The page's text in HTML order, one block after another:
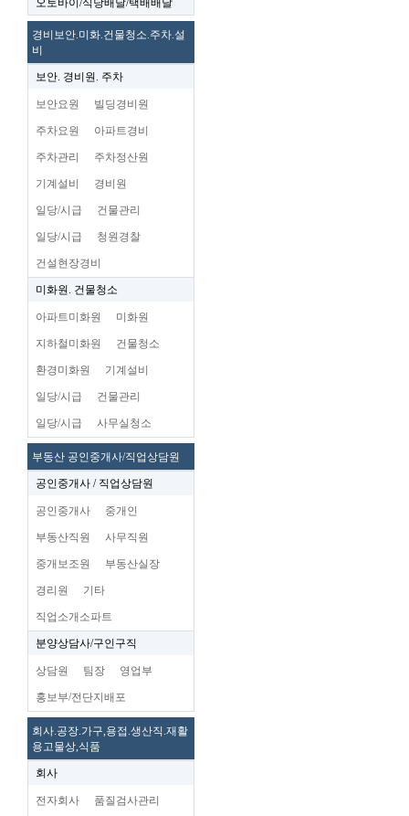
오토바이/식당배달/택배배달
경비보안.미화.건물청소.주차.설
비
보안. 경비원. 주차
보안요원 빌딩경비원
주차요원 아파트경비
주차관리 주차정산원
기계설비 경비원
일당/시급 건물관리
일당/시급 청원경찰
건설현장경비
미화원. 건물청소
아파트미화원 미화원
지하철미화원 건물청소
환경미화원 기계설비
일당/시급 건물관리
일당/시급 사무실청소
부동산 공인중개사/직업상담원
공인중개사 / 직업상담원
공인중개사 중개인
부동산직원 사무직원
중개보조원 부동산실장
경리원 기타
직업소개소파트
분양상담사/구인구직
상담원 팀장 영업부
홍보부/전단지배포
회사.공장.가구,용접.생산직.재활
용고물상,식품
회사
전자회사 품질검사관리